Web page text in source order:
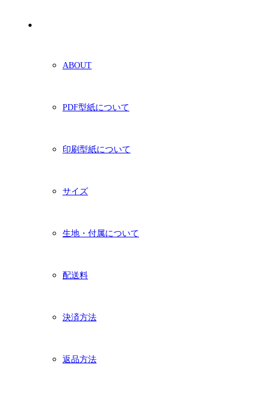
ABOUT
PDF型紙について
印刷型紙について
サイズ
生地・付属について
配送料
決済方法
返品方法